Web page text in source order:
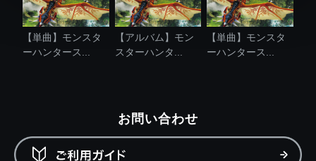
【単曲】モンスタ
ーハンタース...
【アルバム】モン
スターハンタ...
【単曲】モンスタ
ーハンタース...
お問い合わせ